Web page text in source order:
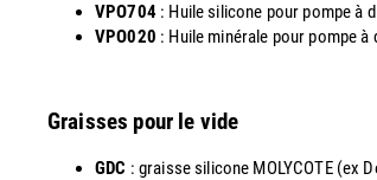
VPO704 : Huile silicone pour pompe à
VPO020 : Huile minérale pour pompe à
Graisses pour le vide
GDC : graisse silicone MOLYCOTE (ex